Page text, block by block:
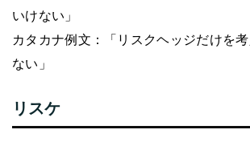
いけない」
カタカナ例文：「リスクヘッジだけを
ない」
リスケ